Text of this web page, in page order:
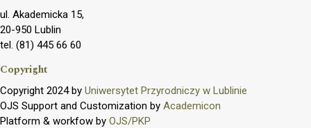
ul. Akademicka 15,
20-950 Lublin
tel. (81) 445 66 60
Copyright
Copyright 2024 by Uniwersytet Przyrodniczy w Lublinie
OJS Support and Customization by Academicon
Platform & workfow by OJS/PKP